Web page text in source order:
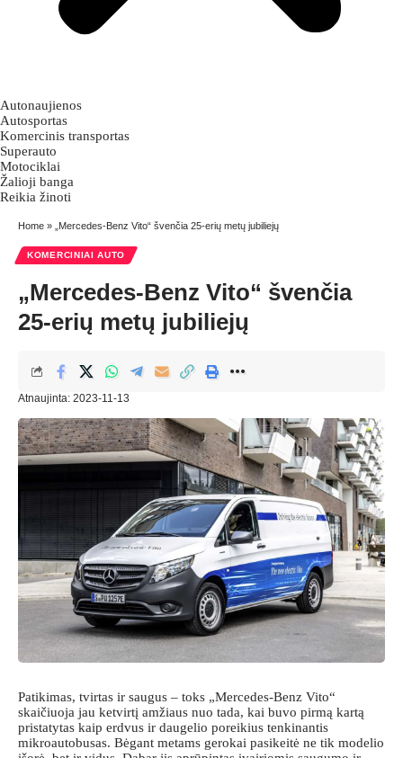
Autonaujienos
Autosportas
Komercinis transportas
Superauto
Motociklai
Žalioji banga
Reikia žinoti
Home » „Mercedes-Benz Vito“ švenčia 25-erių metų jubiliejų
KOMERCINIAI AUTO
„Mercedes-Benz Vito“ švenčia
25-erių metų jubiliejų
Atnaujinta: 2023-11-13
Patikimas, tvirtas ir saugus – toks „Mercedes-Benz Vito“
skaičiuoja jau ketvirtį amžiaus nuo tada, kai buvo pirmą kartą
pristatytas kaip erdvus ir daugelio poreikius tenkinantis
mikroautobusas. Bėgant metams gerokai pasikeitė ne tik modelio